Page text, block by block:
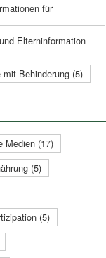
für
Elterninformation
mit Behinderung (5)
Medien (17)
(5)
(5)